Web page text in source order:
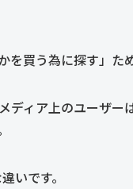
買う為に探す」た
ィア上のユーザー
いです。